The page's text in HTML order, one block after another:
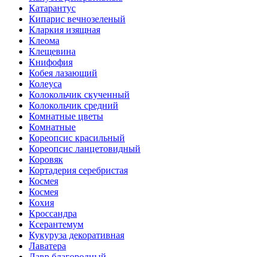
Катарантус
Кипарис вечнозеленый
Кларкия изящная
Клеома
Клещевина
Книфофия
Кобея лазающий
Колеуса
Колокольчик скученный
Колокольчик средний
Комнатные цветы
Комнатные
Кореопсис красильный
Кореопсис ланцетовидный
Коровяк
Кортадерия серебристая
Космея
Космея
Кохия
Кроссандра
Ксерантемум
Кукуруза декоративная
Лаватера